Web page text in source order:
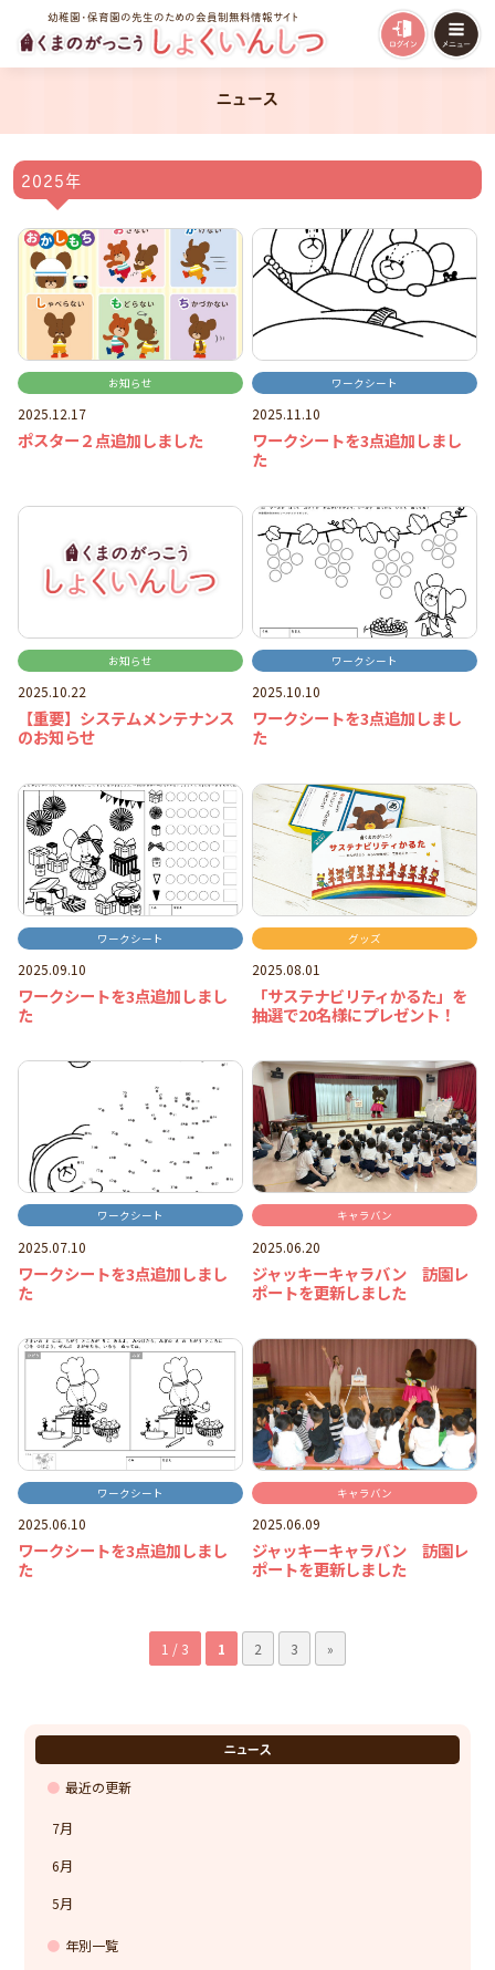
幼稚園・保育園の先生のための会員制無料情報サイト
ニュース
2025年
お知らせ
2025.12.17
ポスター２点追加しました
ワークシート
2025.11.10
ワークシートを3点追加しまし
た
お知らせ
2025.10.22
【重要】システムメンテナンス
のお知らせ
ワークシート
2025.10.10
ワークシートを3点追加しまし
た
ワークシート
2025.09.10
ワークシートを3点追加しまし
た
グッズ
2025.08.01
「サステナビリティかるた」を
抽選で20名様にプレゼント！
ワークシート
2025.07.10
ワークシートを3点追加しまし
た
キャラバン
2025.06.20
ジャッキーキャラバン 訪園レ
ポートを更新しました
ワークシート
2025.06.10
ワークシートを3点追加しまし
た
キャラバン
2025.06.09
ジャッキーキャラバン 訪園レ
ポートを更新しました
1 / 3 1 2 3 »
ニュース
最近の更新
7月
6月
5月
年別一覧